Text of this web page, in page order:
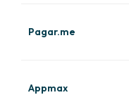
Pagar.me
Appmax